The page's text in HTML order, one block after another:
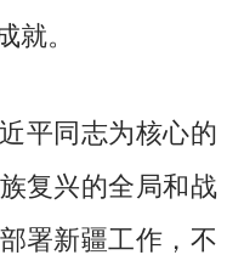
。
同志为核心的
复兴的全局和战
署新疆工作，不